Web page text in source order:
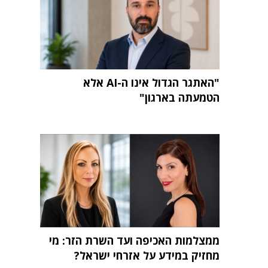
"האתגר הגדול אינו ה-AI אלא
הטמעתה בארגון"
ממצלמות האכיפה ועד השרת הזר: מי
מחזיק במידע על אזרחי ישראל?